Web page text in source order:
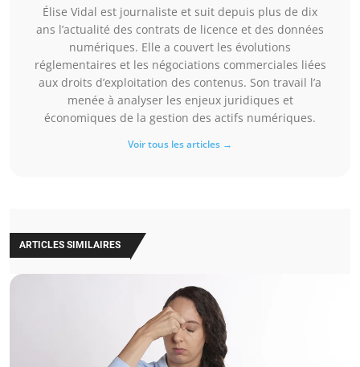
Élise Vidal est journaliste et suit depuis plus de dix
ans l’actualité des contrats de licence et des données
numériques. Elle a couvert les évolutions
réglementaires et les négociations commerciales liées
aux droits d’exploitation des contenus. Son travail l’a
menée à analyser les enjeux juridiques et
économiques de la gestion des actifs numériques.
Voir tous les articles →
ARTICLES SIMILAIRES